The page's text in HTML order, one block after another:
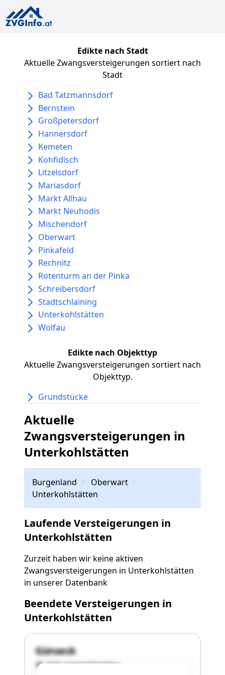
Edikte nach Stadt
Aktuelle Zwangsversteigerungen sortiert nach
Stadt
Bad Tatzmannsdorf
Bernstein
Großpetersdorf
Hannersdorf
Kemeten
Kohfidisch
Litzelsdorf
Mariasdorf
Markt Allhau
Markt Neuhodis
Mischendorf
Oberwart
Pinkafeld
Rechnitz
Rotenturm an der Pinka
Schreibersdorf
Stadtschlaining
Unterkohlstätten
Wolfau
Edikte nach Objekttyp
Aktuelle Zwangsversteigerungen sortiert nach
Objekttyp.
Grundstücke
Aktuelle
Zwangsversteigerungen in
Unterkohlstätten
Burgenland
Oberwart
Unterkohlstätten
Laufende Versteigerungen in
Unterkohlstätten
Zurzeit haben wir keine aktiven
Zwangsversteigerungen in Unterkohlstätten
in unserer Datenbank
Beendete Versteigerungen in
Unterkohlstätten
Günseck
7435 Unterkohlstätten